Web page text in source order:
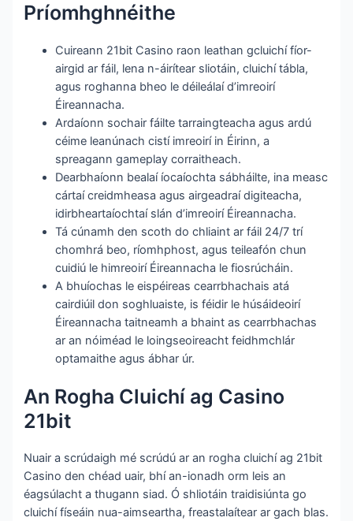
Príomhghnéithe
Cuireann 21bit Casino raon leathan gcluichí fíor-
airgid ar fáil, lena n-áirítear sliotáin, cluichí tábla,
agus roghanna bheo le déileálaí d’imreoirí
Éireannacha.
Ardaíonn sochair fáilte tarraingteacha agus ardú
céime leanúnach cistí imreoirí in Éirinn, a
spreagann gameplay corraitheach.
Dearbhaíonn bealaí íocaíochta sábháilte, ina measc
cártaí creidmheasa agus airgeadraí digiteacha,
idirbheartaíochtaí slán d’imreoirí Éireannacha.
Tá cúnamh den scoth do chliaint ar fáil 24/7 trí
chomhrá beo, ríomhphost, agus teileafón chun
cuidiú le himreoirí Éireannacha le fiosrúcháin.
A bhuíochas le eispéireas cearrbhachais atá
cairdiúil don soghluaiste, is féidir le húsáideoirí
Éireannacha taitneamh a bhaint as cearrbhachas
ar an nóiméad le loingseoireacht feidhmchlár
optamaithe agus ábhar úr.
An Rogha Cluichí ag Casino
21bit
Nuair a scrúdaigh mé scrúdú ar an rogha cluichí ag 21bit
Casino den chéad uair, bhí an-ionadh orm leis an
éagsúlacht a thugann siad. Ó shliotáin traidisiúnta go
cluichí físeáin nua-aimseartha, freastalaítear ar gach blas.